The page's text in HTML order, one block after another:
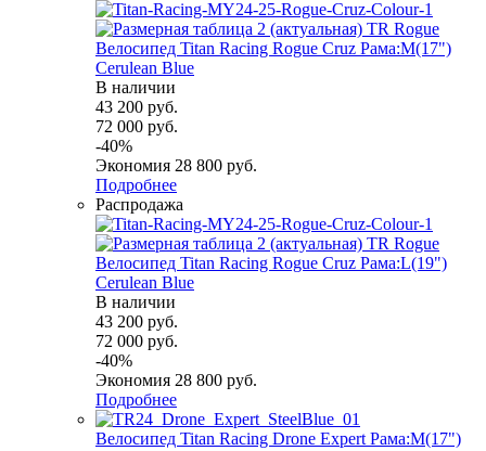
Велосипед Titan Racing Rogue Cruz Рама:M(17")
Cerulean Blue
В наличии
43 200 руб.
72 000 руб.
-40%
Экономия 28 800 руб.
Подробнее
Распродажа
Велосипед Titan Racing Rogue Cruz Рама:L(19")
Cerulean Blue
В наличии
43 200 руб.
72 000 руб.
-40%
Экономия 28 800 руб.
Подробнее
Велосипед Titan Racing Drone Expert Рама:M(17")